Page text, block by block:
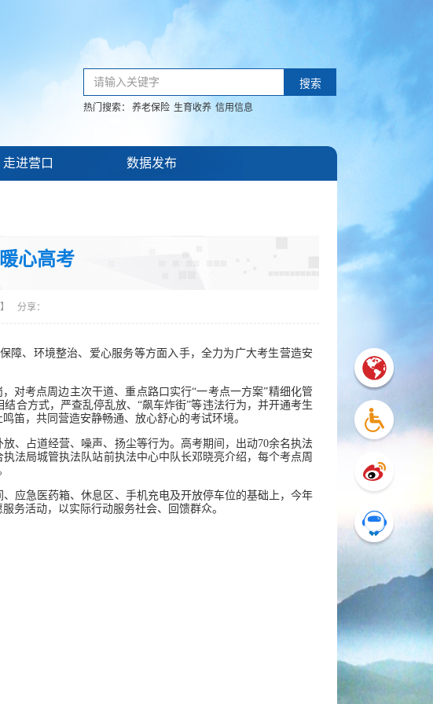
请输入关键字 搜索
热门搜索： 养老保险 生育收养 信用信息
走进营口 数据发布
心高考
】 分享：
障、环境整治、爱心服务等方面入手，全力为广大考生营造安
对考点周边主次干道、重点路口实行“一考点一方案”精细化管
合方式，严查乱停乱放、“飙车炸街”等违法行为，并开通考生
笛，共同营造安静畅通、放心舒心的考试环境。
、占道经营、噪声、扬尘等行为。高考期间，出动70余名执法
法局城管执法队站前执法中心中队长邓晓亮介绍，每个考点周
应急医药箱、休息区、手机充电及开放停车位的基础上，今年
务活动，以实际行动服务社会、回馈群众。